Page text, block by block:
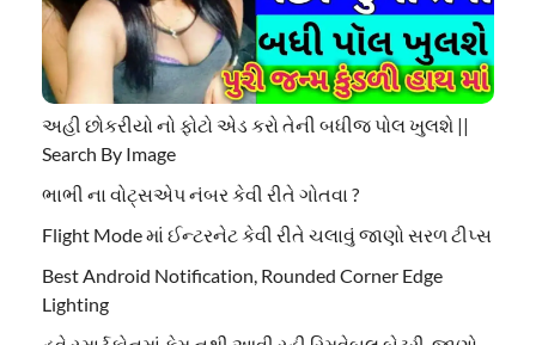
અહી છોકરીયો નો ફોટો એડ કરો તેની બધીજ પોલ ખુલશે ||
Search By Image
ભાભી ના વોટ્સએપ નંબર કેવી રીતે ગોતવા ?
Flight Mode માં ઈન્ટરનેટ કેવી રીતે ચલાવું જાણો સરળ ટીપ્સ
Best Android Notification, Rounded Corner Edge
Lighting